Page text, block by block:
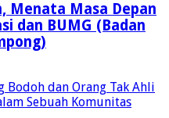
Menata Masa Depan
dan BUMG (Badan